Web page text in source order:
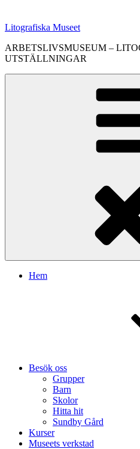
Litografiska Museet
ARBETSLIVSMUSEUM –
UTSTÄLLNINGAR
Hem
Besök oss
Grupper
Barn
Skolor
Hitta hit
Sundby Gård
Kurser
Museets verkstad